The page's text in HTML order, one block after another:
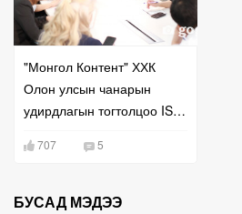
"Монгол Контент" ХХК
Олон улсын чанарын
удирдлагын тогтолцоо ISO
баталгаажууллаа
707 5
БУСАД МЭДЭЭ